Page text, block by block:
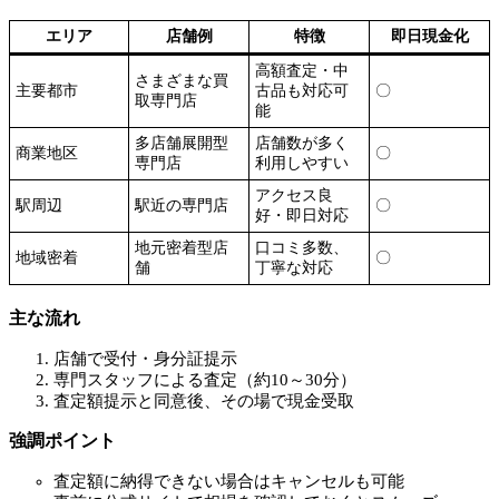
エリア 店舗例 特徴 即日現金化
主要都市
さまざまな買
取専門店
高額査定・中
古品も対応可
能
〇
商業地区
多店舗展開型
専門店
店舗数が多く
利用しやすい
〇
駅周辺 駅近の専門店
アクセス良
好・即日対応
〇
地域密着
地元密着型店
舗
口コミ多数、
丁寧な対応
〇
主な流れ
店舗で受付・身分証提示
専門スタッフによる査定（約10～30分）
査定額提示と同意後、その場で現金受取
強調ポイント
査定額に納得できない場合はキャンセルも可能